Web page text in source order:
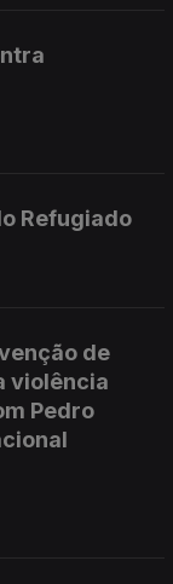
Refugiado
de
violência
Pedro